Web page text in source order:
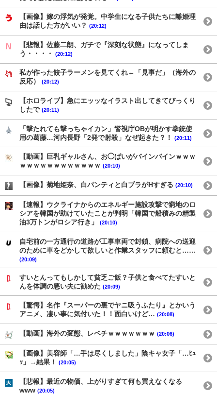
【画像】嫁の浮気が発覚。中学生になる子供たちに離婚理
由は話した方がいい？ (20:12)
【悲報】佐藤二朗、ガチで『深刻な状態』になってしま
う・・・・
(20:12)
私が作った餃子ラーメンを見てくれ←「見事だ」（海外の
反応）
(20:12)
【ホロライブ】急にエッッなイラスト出してきてびっくり
したで (20:11)
「撃たれても撃っちゃイカン」警視庁OBが明かす拳銃使
用の葛藤…河内長野「2発で射殺」なぜ起きた？！
(20:11)
【動画】巨乳ギャルさん、お◯ぱいがバインバインｗｗｗ
ｗｗｗｗｗｗｗｗｗｗｗｗ (20:10)
【画像】菊地姫奈、白パンティと白ブラがHすぎる (20:10)
【速報】ウクライナからのエネルギー施設攻撃で窮地のロ
シアを韓国が助けていたことが判明「韓国で船積みの精製
油3万トンがロシア行き」
(20:10)
自宅前の一方通行の道路が工事車両で封鎖、病院への送迎
のために車をどかして欲しいと作業スタッフに頼むと……
(20:09)
すいとんってもしかして貧乏ご飯？子供と食べてたすいと
んを体調の悪い夫に勧めた (20:09)
【驚愕】名作『スーパーの裏でヤニ吸うふたり』とかいう
アニメ、凄い事に気付いた！！面白いけど… (20:08)
【動画】海外の変態、レベチｗｗｗｗｗｗｗ (20:06)
【画像】美容師「…手は尽くしました」陰キャ女子「…ﾋｭ
ｯ」→結果！
(20:05)
【悲報】最近の物価、上がりすぎて何も買えなくなる
www (20:05)